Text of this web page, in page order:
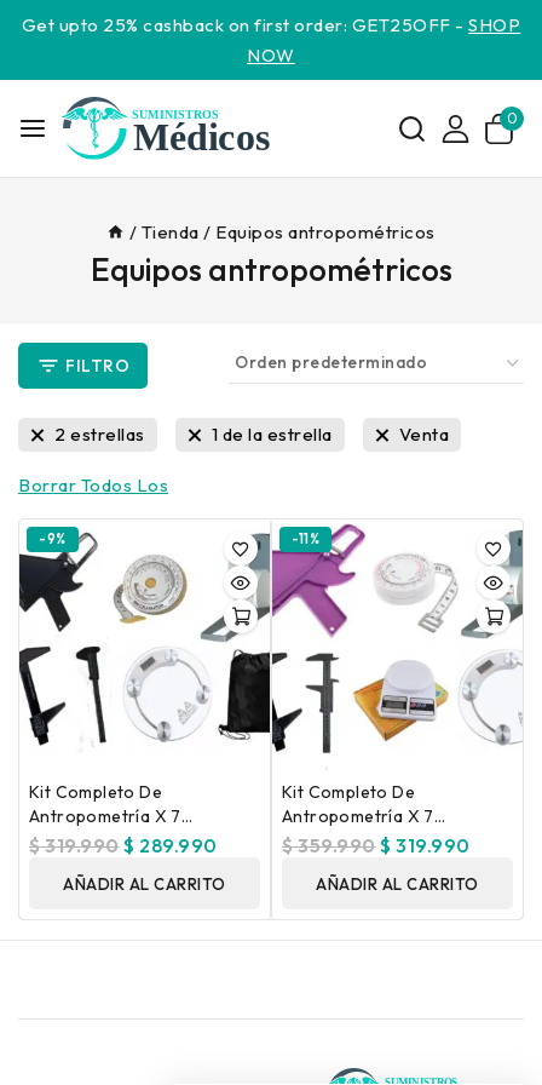
Get upto 25% cashback on first order: GET25OFF -SHOP
NOW
0
/ Tienda / Equipos antropométricos
Equipos antropométricos
FILTRO
2 estrellas 1 de la estrella Venta
Borrar Todos Los
-9%
Kit Completo De
Antropometría X 7
Unidades
$319.990$ 289.990
AÑADIR AL CARRITO
-11%
Kit Completo De
Antropometría X 7
Unidades
$359.990$ 319.990
AÑADIR AL CARRITO